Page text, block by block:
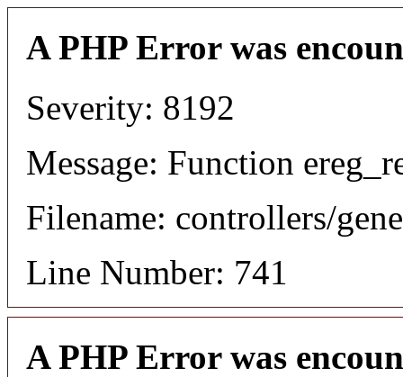
A PHP Error was
Severity: 8192
Message: Function
Filename: controllers/
Line Number: 741
A PHP Error was